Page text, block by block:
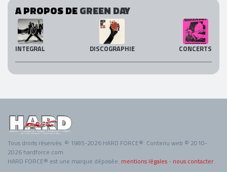
A PROPOS DEGREEN DAY
INTEGRAL DISCOGRAPHIE CONCERTS
Tous droits réservés. © 1985-2026 HARD FORCE®. Contenu web © 2010-
2026 hardforce.com
HARD FORCE® est une marque déposée. mentions légales - nous contacter